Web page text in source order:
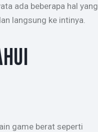
ada beberapa hal yang
langsung ke intinya.
game berat seperti